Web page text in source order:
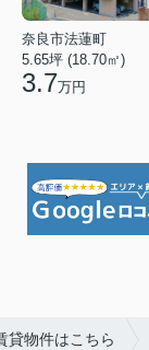
奈良市法蓮町
5.65坪 (18.70㎡)
3.7万円
貸物件はこちら